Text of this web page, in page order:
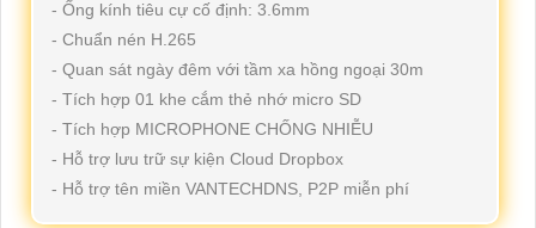
- Ống kính tiêu cự cố định: 3.6mm
- Chuẩn nén H.265
- Quan sát ngày đêm với tầm xa hồng ngoại 30m
- Tích hợp 01 khe cắm thẻ nhớ micro SD
- Tích hợp MICROPHONE CHỐNG NHIỄU
- Hỗ trợ lưu trữ sự kiện Cloud Dropbox
- Hỗ trợ tên miền VANTECHDNS, P2P miễn phí